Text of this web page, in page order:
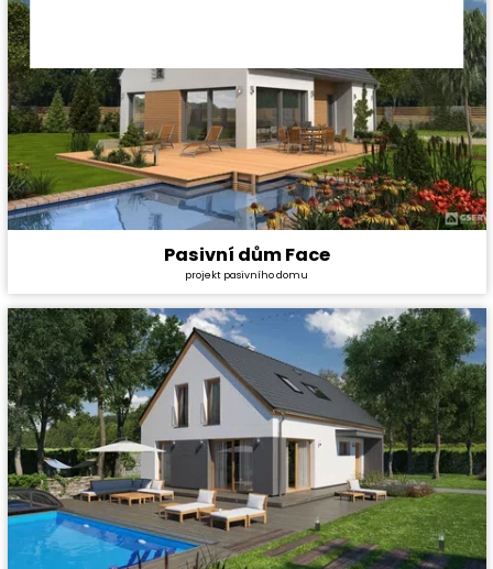
Cena stavby svépomocí:
Dispozice:
5+1
Užitná plocha:
157,7 m²
Pasivní dům Face
projekt pasivního domu